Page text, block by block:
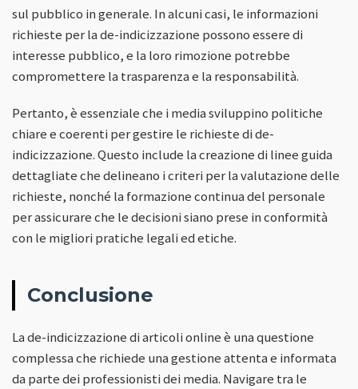
sul pubblico in generale. In alcuni casi, le informazioni
richieste per la de-indicizzazione possono essere di
interesse pubblico, e la loro rimozione potrebbe
compromettere la trasparenza e la responsabilità.
Pertanto, è essenziale che i media sviluppino politiche
chiare e coerenti per gestire le richieste di de-
indicizzazione. Questo include la creazione di linee guida
dettagliate che delineano i criteri per la valutazione delle
richieste, nonché la formazione continua del personale
per assicurare che le decisioni siano prese in conformità
con le migliori pratiche legali ed etiche.
Conclusione
La de-indicizzazione di articoli online è una questione
complessa che richiede una gestione attenta e informata
da parte dei professionisti dei media. Navigare tra le